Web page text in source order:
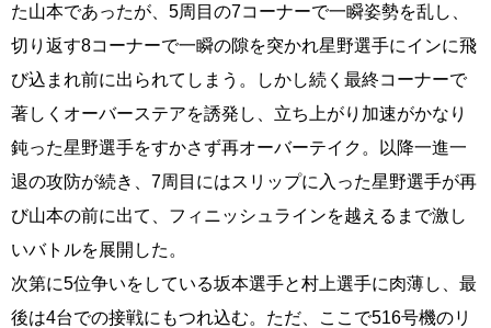
た山本であったが、5周目の7コーナーで一瞬姿勢を乱し、
切り返す8コーナーで一瞬の隙を突かれ星野選手にインに飛
び込まれ前に出られてしまう。しかし続く最終コーナーで
著しくオーバーステアを誘発し、立ち上がり加速がかなり
鈍った星野選手をすかさず再オーバーテイク。以降一進一
退の攻防が続き、7周目にはスリップに入った星野選手が再
び山本の前に出て、フィニッシュラインを越えるまで激し
いバトルを展開した。
次第に5位争いをしている坂本選手と村上選手に肉薄し、最
後は4台での接戦にもつれ込む。ただ、ここで516号機のリ